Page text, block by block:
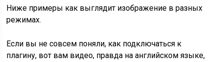
Ниже примеры как выглядит изображение в разных
режимах.
Если вы не совсем поняли, как подключаться к
плагину, вот вам видео, правда на английском языке,